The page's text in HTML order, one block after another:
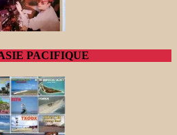
PACIFIQUE